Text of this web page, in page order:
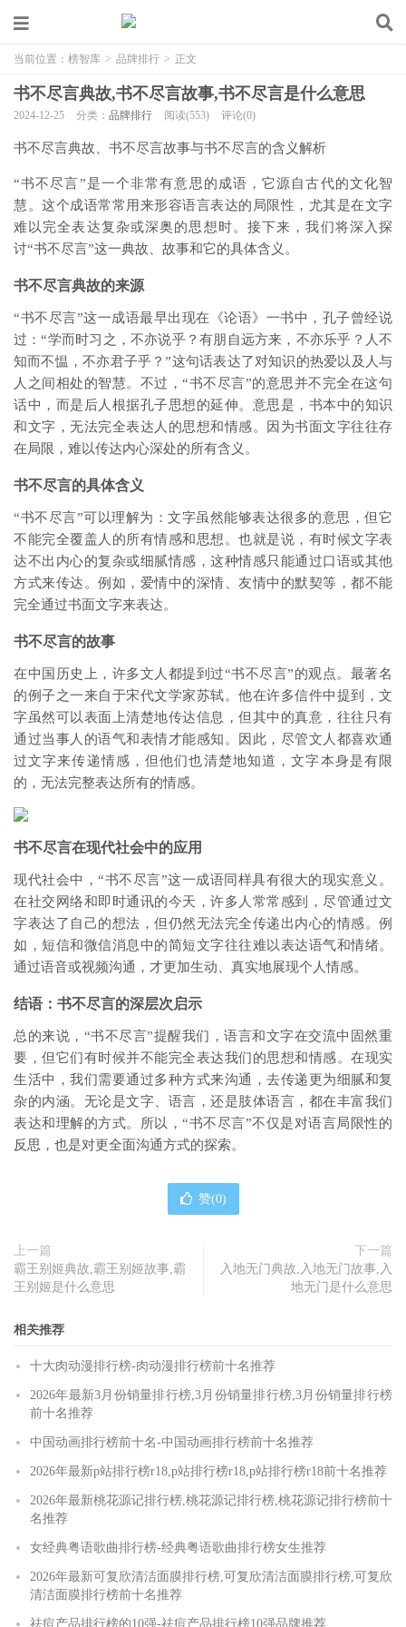
当前位置： 榜智库 > 品牌排行 > 正文
书不尽言典故,书不尽言故事,书不尽言是什么意思
2024-12-25 分类： 品牌排行 阅读(553) 评论(0)
书不尽言典故、书不尽言故事与书不尽言的含义解析
“书不尽言”是一个非常有意思的成语，它源自古代的文化智
慧。这个成语常常用来形容语言表达的局限性，尤其是在文字
难以完全表达复杂或深奥的思想时。接下来，我们将深入探
讨“书不尽言”这一典故、故事和它的具体含义。
书不尽言典故的来源
“书不尽言”这一成语最早出现在《论语》一书中，孔子曾经说
过：“学而时习之，不亦说乎？有朋自远方来，不亦乐乎？人不
知而不愠，不亦君子乎？”这句话表达了对知识的热爱以及人与
人之间相处的智慧。不过，“书不尽言”的意思并不完全在这句
话中，而是后人根据孔子思想的延伸。意思是，书本中的知识
和文字，无法完全表达人的思想和情感。因为书面文字往往存
在局限，难以传达内心深处的所有含义。
书不尽言的具体含义
“书不尽言”可以理解为：文字虽然能够表达很多的意思，但它
不能完全覆盖人的所有情感和思想。也就是说，有时候文字表
达不出内心的复杂或细腻情感，这种情感只能通过口语或其他
方式来传达。例如，爱情中的深情、友情中的默契等，都不能
完全通过书面文字来表达。
书不尽言的故事
在中国历史上，许多文人都提到过“书不尽言”的观点。最著名
的例子之一来自于宋代文学家苏轼。他在许多信件中提到，文
字虽然可以表面上清楚地传达信息，但其中的真意，往往只有
通过当事人的语气和表情才能感知。因此，尽管文人都喜欢通
过文字来传递情感，但他们也清楚地知道，文字本身是有限
的，无法完整表达所有的情感。
书不尽言在现代社会中的应用
现代社会中，“书不尽言”这一成语同样具有很大的现实意义。
在社交网络和即时通讯的今天，许多人常常感到，尽管通过文
字表达了自己的想法，但仍然无法完全传递出内心的情感。例
如，短信和微信消息中的简短文字往往难以表达语气和情绪。
通过语音或视频沟通，才更加生动、真实地展现个人情感。
结语：书不尽言的深层次启示
总的来说，“书不尽言”提醒我们，语言和文字在交流中固然重
要，但它们有时候并不能完全表达我们的思想和情感。在现实
生活中，我们需要通过多种方式来沟通，去传递更为细腻和复
杂的内涵。无论是文字、语言，还是肢体语言，都在丰富我们
表达和理解的方式。所以，“书不尽言”不仅是对语言局限性的
反思，也是对更全面沟通方式的探索。
赞(0)
上一篇
霸王别姬典故,霸王别姬故事,霸
王别姬是什么意思
下一篇
入地无门典故,入地无门故事,入
地无门是什么意思
相关推荐
十大肉动漫排行榜-肉动漫排行榜前十名推荐
2026年最新3月份销量排行榜,3月份销量排行榜,3月份销量排行榜
前十名推荐
中国动画排行榜前十名-中国动画排行榜前十名推荐
2026年最新p站排行榜r18,p站排行榜r18,p站排行榜r18前十名推荐
2026年最新桃花源记排行榜,桃花源记排行榜,桃花源记排行榜前十
名推荐
女经典粤语歌曲排行榜-经典粤语歌曲排行榜女生推荐
2026年最新可复欣清洁面膜排行榜,可复欣清洁面膜排行榜,可复欣
清洁面膜排行榜前十名推荐
祛痘产品排行榜的10强-祛痘产品排行榜10强品牌推荐